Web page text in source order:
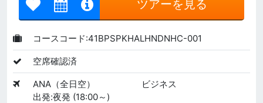
ツアーを見る
コースコード:41BPSPKHALHNDNHC-001
空席確認済
ANA（全日空）
ビジネス
出発:夜発 (18:00～)